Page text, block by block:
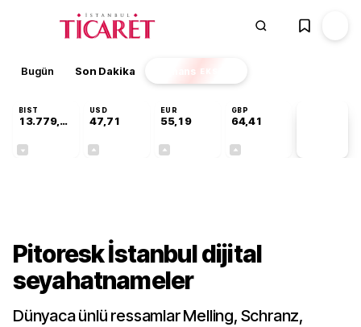
Bugün Son Dakika Finans EKSTRA
BIST
13.779,39
USD
47,71
EUR
55,19
GBP
64,41
Pitoresk İstanbul dijital
seyahatnameler
Dünyaca ünlü ressamlar Melling, Schranz,